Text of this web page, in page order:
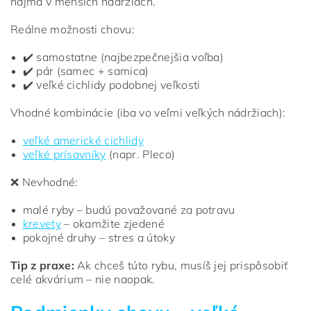
Reálne možnosti chovu:
✔️ samostatne (najbezpečnejšia voľba)
✔️ pár (samec + samica)
✔️ veľké cichlidy podobnej veľkosti
Vhodné kombinácie (iba vo veľmi veľkých nádržiach):
veľké americké cichlidy
veľké prísavníky (napr. Pleco)
❌ Nevhodné:
malé ryby – budú považované za potravu
krevety– okamžite zjedené
pokojné druhy – stres a útoky
Tip z praxe: Ak chceš túto rybu, musíš jej prispôsobiť
celé akvárium – nie naopak.